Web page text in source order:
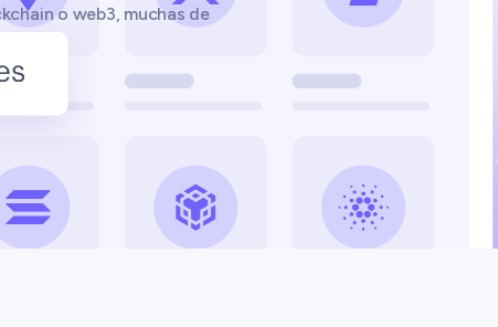
o web3, muchas de